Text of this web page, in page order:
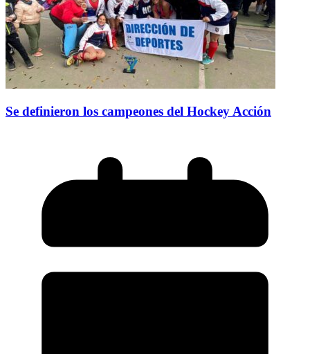
Se definieron los campeones del Hockey Acción